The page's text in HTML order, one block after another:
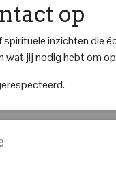
op
spirituele inzichten die
wat jij nodig hebt om